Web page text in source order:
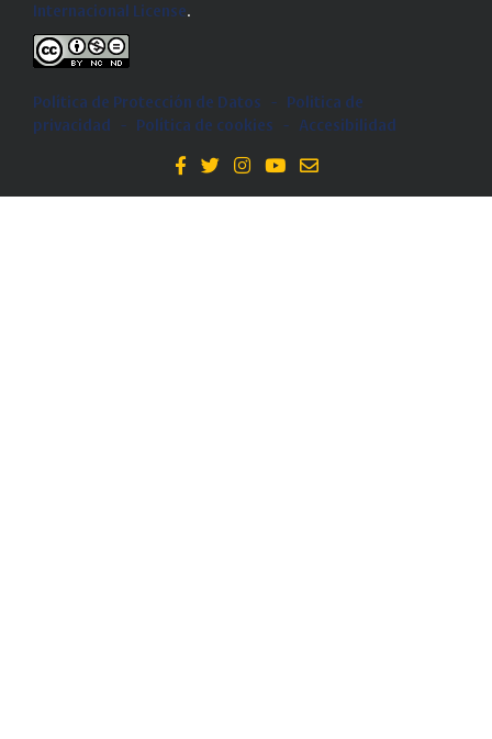
Internacional License.
Política de Protección de Datos - Politica de
privacidad
- Política de cookies - Accesibilidad